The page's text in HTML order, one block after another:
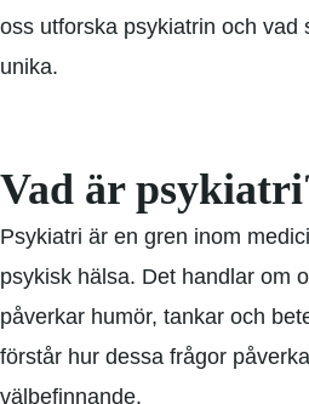
oss utforska psykiatrin och vad
unika.
Vad är
Psykiatri är en gren inom
psykisk hälsa. Det handlar om
påverkar humör, tankar och
förstår hur dessa frågor
välbefinnande.